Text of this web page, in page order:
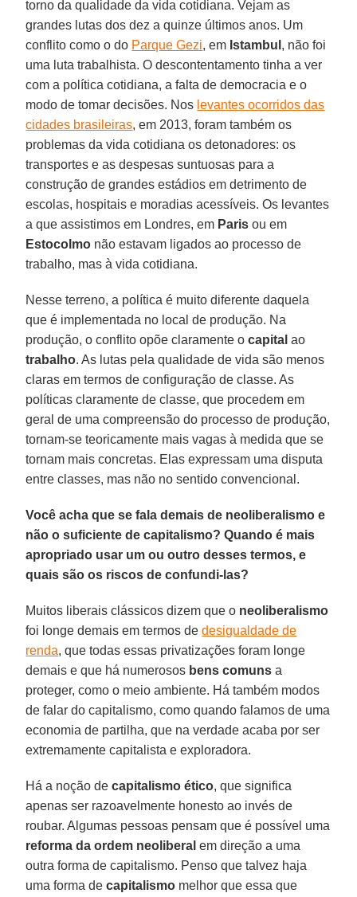
torno da qualidade da vida cotidiana. Vejam as
grandes lutas dos dez a quinze últimos anos. Um
conflito como o do Parque Gezi, em Istambul , não foi
uma luta trabalhista. O descontentamento tinha a ver
com a política cotidiana, a falta de democracia e o
modo de tomar decisões. Nos levantes ocorridos das
cidades brasileiras, em 2013, foram também os
problemas da vida cotidiana os detonadores: os
transportes e as despesas suntuosas para a
construção de grandes estádios em detrimento de
escolas, hospitais e moradias acessíveis. Os levantes
a que assistimos em Londres, em Paris ou em
Estocolmo não estavam ligados ao processo de
trabalho, mas à vida cotidiana.
Nesse terreno, a política é muito diferente daquela
que é implementada no local de produção. Na
produção, o conflito opõe claramente ocapital ao
trabalho. As lutas pela qualidade de vida são menos
claras em termos de configuração de classe. As
políticas claramente de classe, que procedem em
geral de uma compreensão do processo de produção,
tornam-se teoricamente mais vagas à medida que se
tornam mais concretas. Elas expressam uma disputa
entre classes, mas não no sentido convencional.
Você acha que se fala demais de neoliberalismo e
não o suficiente de capitalismo? Quando é mais
apropriado usar um ou outro desses termos, e
quais são os riscos de confundi-las?
Muitos liberais clássicos dizem que o neoliberalismo
foi longe demais em termos dedesigualdade de
renda, que todas essas privatizações foram longe
demais e que há numerosos bens comuns a
proteger, como o meio ambiente. Há também modos
de falar do capitalismo, como quando falamos de uma
economia de partilha, que na verdade acaba por ser
extremamente capitalista e exploradora.
Há a noção decapitalismo ético, que significa
apenas ser razoavelmente honesto ao invés de
roubar. Algumas pessoas pensam que é possível uma
reforma da ordem neoliberal em direção a uma
outra forma de capitalismo. Penso que talvez haja
uma forma decapitalismo melhor que essa que